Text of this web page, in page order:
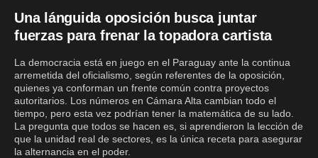
Una lánguida oposición busca juntar
fuerzas para frenar la topadora cartista
La democracia está en juego en el Paraguay ante la continua
arremetida del oficialismo, según referentes de la oposición,
quienes ya conforman un frente común contra proyectos
autoritarios. Los números en Cámara Alta cambian todo el
tiempo, pero esta vez podrían tener la matemática de su lado.
La pregunta que todos se hacen es, si aprendieron la lección de
que la unidad real de sectores, es la única receta para asegurar
la alternancia en el poder.